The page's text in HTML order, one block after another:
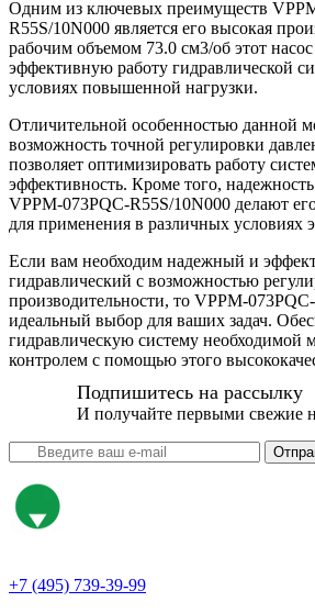
Одним из ключевых преимуществ
R55S/10N000 является его высокая
рабочим объемом 73.0 см3/об этот
эффективную работу гидравлической
условиях повышенной нагрузки.
Отличительной особенностью данной
возможность точной регулировки
позволяет оптимизировать работу
эффективность. Кроме того,
VPPM-073PQC-R55S/10N000 делают
для применения в различных условиях
Если вам необходим надежный и
гидравлический с возможностью
производительности, то VPPM-
идеальный выбор для ваших задач.
гидравлическую систему необходимой
контролем с помощью этого
Подпишитесь на рассылку
И получайте первыми свежие
+7 (495) 739-39-99